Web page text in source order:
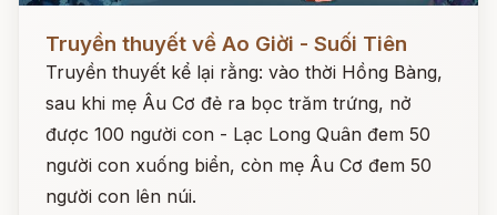
Đọc ngay
Truyền thuyết về Ao Giời - Suối Tiên
Truyền thuyết kể lại rằng: vào thời Hồng Bàng,
sau khi mẹ Âu Cơ đẻ ra bọc trăm trứng, nở
được 100 người con - Lạc Long Quân đem 50
người con xuống biển, còn mẹ Âu Cơ đem 50
người con lên núi.